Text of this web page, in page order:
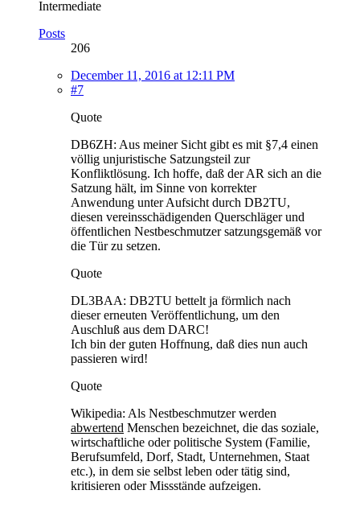
Intermediate
Posts
206
December 11, 2016 at 12:11 PM
#7
Quote
DB6ZH: Aus meiner Sicht gibt es mit §7,4 einen
völlig unjuristische Satzungsteil zur
Konfliktlösung. Ich hoffe, daß der AR sich an die
Satzung hält, im Sinne von korrekter
Anwendung unter Aufsicht durch DB2TU,
diesen vereinsschädigenden Querschläger und
öffentlichen Nestbeschmutzer satzungsgemäß vor
die Tür zu setzen.
Quote
DL3BAA: DB2TU bettelt ja förmlich nach
dieser erneuten Veröffentlichung, um den
Auschluß aus dem DARC!
Ich bin der guten Hoffnung, daß dies nun auch
passieren wird!
Quote
Wikipedia: Als Nestbeschmutzer werden
abwertend Menschen bezeichnet, die das soziale,
wirtschaftliche oder politische System (Familie,
Berufsumfeld, Dorf, Stadt, Unternehmen, Staat
etc.), in dem sie selbst leben oder tätig sind,
kritisieren oder Missstände aufzeigen.